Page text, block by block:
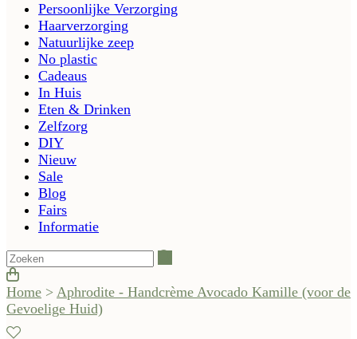
Persoonlijke Verzorging
Haarverzorging
Natuurlijke zeep
No plastic
Cadeaus
In Huis
Eten & Drinken
Zelfzorg
DIY
Nieuw
Sale
Blog
Fairs
Informatie
Home > Aphrodite - Handcrème Avocado Kamille (voor de
Gevoelige Huid)